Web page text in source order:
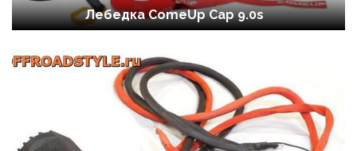
Лебедка ComeUp Cap 9.0s